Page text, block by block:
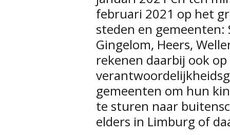
februari 2021 op het
steden en
Gingelom, Heers,
rekenen daarbij ook
gemeenten om hun
te sturen naar
elders in Limburg of